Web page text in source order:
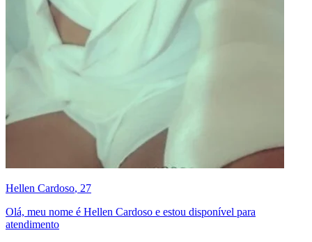
Hellen Cardoso, 27
Olá, meu nome é Hellen Cardoso e estou disponível para
atendimento